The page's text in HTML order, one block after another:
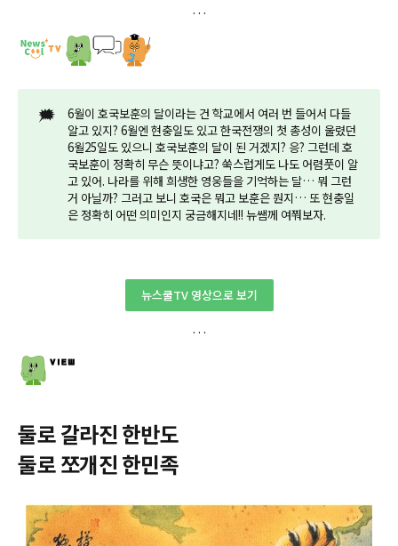
🗯️
6월이 호국보훈의 달이라는 건 학교에서 여러 번 들어서 다들
알고 있지? 6월엔 현충일도 있고 한국전쟁의 첫 총성이 울렸던
6월25일도 있으니 호국보훈의 달이 된 거겠지? 응? 그런데 호
국보훈이 정확히 무슨 뜻이냐고? 쑥스럽게도 나도 어렴풋이 알
고 있어. 나라를 위해 희생한 영웅들을 기억하는 달… 뭐 그런
거 아닐까? 그러고 보니 호국은 뭐고 보훈은 뭔지… 또 현충일
은 정확히 어떤 의미인지 궁금해지네!! 뉴쌤께 여쭤보자.
뉴스쿨TV 영상으로 보기
둘로 갈라진 한반도
둘로 쪼개진 한민족